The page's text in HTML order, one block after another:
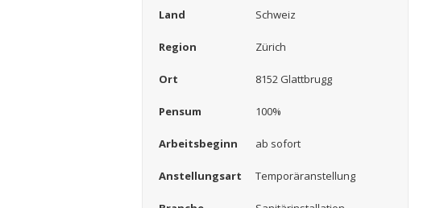
Land Schweiz
Region Zürich
Ort 8152 Glattbrugg
Pensum 100%
Arbeitsbeginn ab sofort
Anstellungsart Temporäranstellung